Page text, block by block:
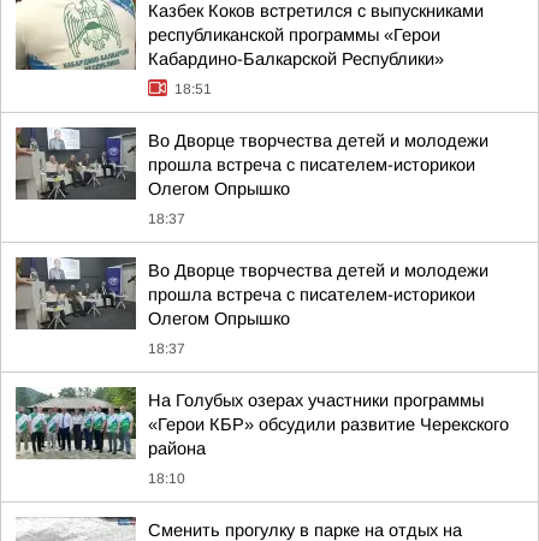
Казбек Коков встретился с выпускниками
республиканской программы «Герои
Кабардино-Балкарской Республики»
18:51
Во Дворце творчества детей и молодежи
прошла встреча с писателем-историкои
Олегом Опрышко
18:37
Во Дворце творчества детей и молодежи
прошла встреча с писателем-историкои
Олегом Опрышко
18:37
На Голубых озерах участники программы
«Герои КБР» обсудили развитие Черекского
района
18:10
Сменить прогулку в парке на отдых на